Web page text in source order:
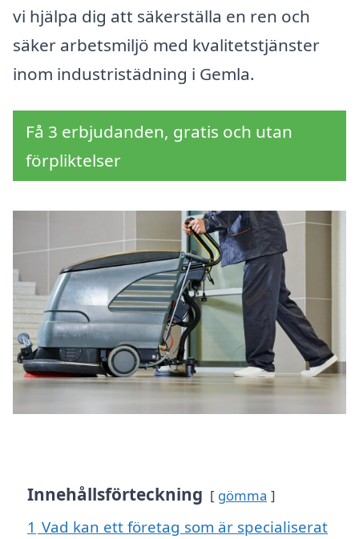
vi hjälpa dig att säkerställa en ren och
säker arbetsmiljö med kvalitetstjänster
inom industristädning i Gemla.
Få 3 erbjudanden, gratis och utan
förpliktelser
Innehållsförteckning gömma
1 Vad kan ett företag som är specialiserat